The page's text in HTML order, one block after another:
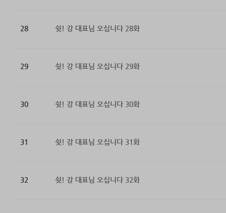
28 쉿! 강 대표님 오십니다 28화
29 쉿! 강 대표님 오십니다 29화
30 쉿! 강 대표님 오십니다 30화
31 쉿! 강 대표님 오십니다 31화
32 쉿! 강 대표님 오십니다 32화